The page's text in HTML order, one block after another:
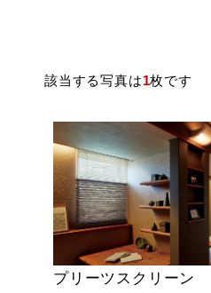
該当する写真は1枚です
プリーツスクリーン